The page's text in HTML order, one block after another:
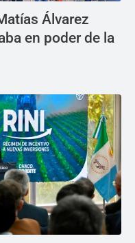
Álvarez
en poder de la